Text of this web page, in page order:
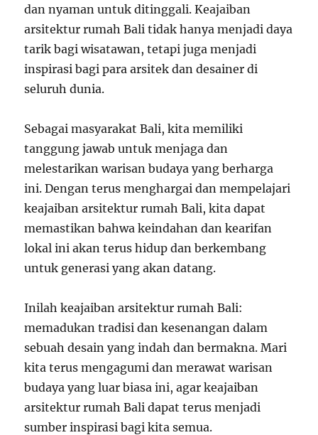
dan nyaman untuk ditinggali. Keajaiban
arsitektur rumah Bali tidak hanya menjadi daya
tarik bagi wisatawan, tetapi juga menjadi
inspirasi bagi para arsitek dan desainer di
seluruh dunia.
Sebagai masyarakat Bali, kita memiliki
tanggung jawab untuk menjaga dan
melestarikan warisan budaya yang berharga
ini. Dengan terus menghargai dan mempelajari
keajaiban arsitektur rumah Bali, kita dapat
memastikan bahwa keindahan dan kearifan
lokal ini akan terus hidup dan berkembang
untuk generasi yang akan datang.
Inilah keajaiban arsitektur rumah Bali:
memadukan tradisi dan kesenangan dalam
sebuah desain yang indah dan bermakna. Mari
kita terus mengagumi dan merawat warisan
budaya yang luar biasa ini, agar keajaiban
arsitektur rumah Bali dapat terus menjadi
sumber inspirasi bagi kita semua.